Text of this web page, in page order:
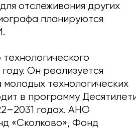
отслеживания других
планируются
Он реализуется
технологических
в программу
годах. АНО
«Сколково», Фонд